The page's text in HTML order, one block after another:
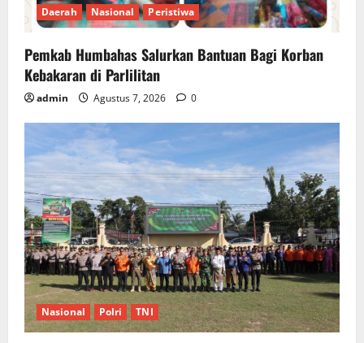
Daerah Nasional Peristiwa
Pemkab Humbahas Salurkan Bantuan Bagi Korban
Kebakaran di Parlilitan
admin Agustus 7, 2026 0
Nasional Polri TNI